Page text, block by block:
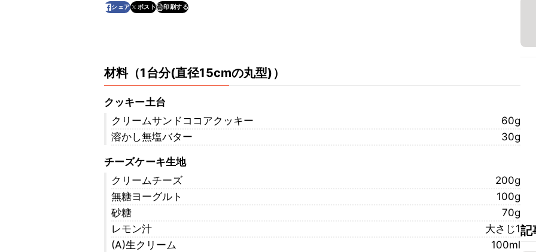
シェア ポスト 印刷する
材料（1台分(直径15cmの丸型) ）
クッキー土台
クリームサンドココアクッキー
60g
溶かし無塩バター
30g
チーズケーキ生地
クリームチーズ
200g
無糖ヨーグルト
100g
砂糖
70g
レモン汁
大さじ1
(A)生クリーム
100ml
記